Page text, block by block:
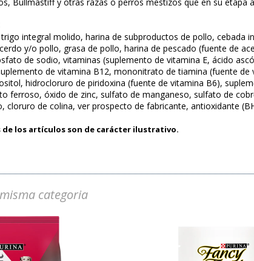
integral molido, harina de subproductos de pollo, cebada
y/o pollo, grasa de pollo, harina de pescado (fuente de
de sodio, vitaminas (suplemento de vitamina E, ácido
de vitamina B12, mononitrato de tiamina (fuente
hidrocloruro de piridoxina (fuente de vitamina B6),
ferroso, óxido de zinc, sulfato de manganeso, sulfato de
cloruro de colina, ver prospecto de fabricante, antioxidante
de los artículos son de carácter ilustrativo.
categoria